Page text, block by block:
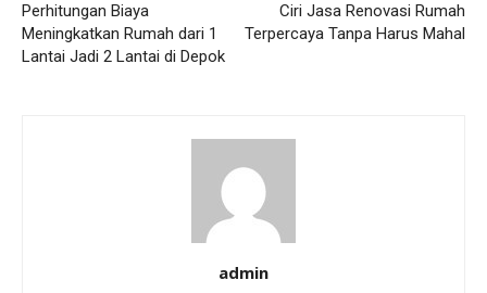
Perhitungan Biaya
Meningkatkan Rumah dari 1
Lantai Jadi 2 Lantai di Depok
Ciri Jasa Renovasi Rumah
Terpercaya Tanpa Harus Mahal
admin